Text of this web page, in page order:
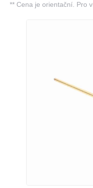
** Cena je orientační. Pro